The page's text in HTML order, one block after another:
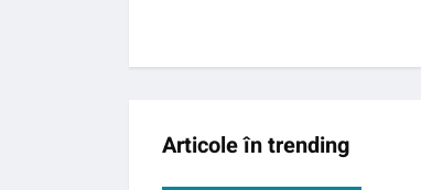
Articole în trending